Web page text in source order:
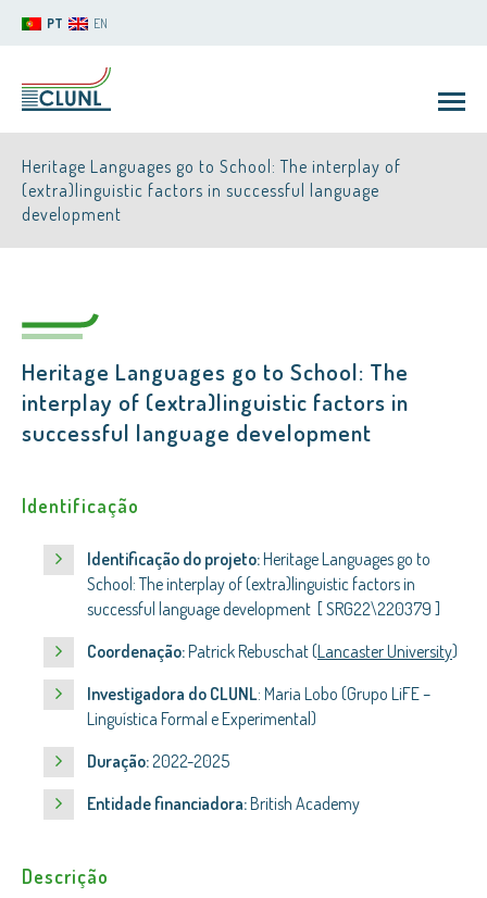
PT EN
CLUNL
Heritage Languages go to School: The interplay of
(extra)linguistic factors in successful language
development
Heritage Languages go to School: The
interplay of (extra)linguistic factors in
successful language development
Identificação
Identificação do projeto:Heritage Languages go to
School: The interplay of (extra)linguistic factors in
successful language development [ SRG22\220379 ]
Coordenação:Patrick Rebuschat(Lancaster University)
Investigadora do CLUNL: Maria Lobo (Grupo LiFE –
Linguística Formal e Experimental)
Duração:2022-2025
Entidade financiadora:British Academy
Descrição